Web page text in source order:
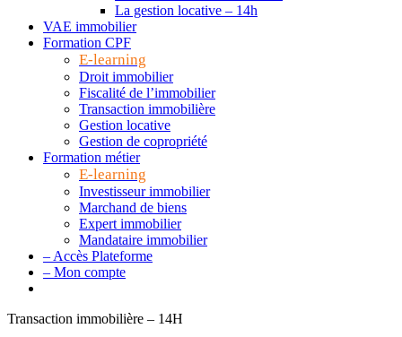
La gestion locative – 14h
VAE immobilier
Formation CPF
E-learning
Droit immobilier
Fiscalité de l’immobilier
Transaction immobilière
Gestion locative
Gestion de copropriété
Formation métier
E-learning
Investisseur immobilier
Marchand de biens
Expert immobilier
Mandataire immobilier
– Accès Plateforme
– Mon compte
Transaction immobilière – 14H